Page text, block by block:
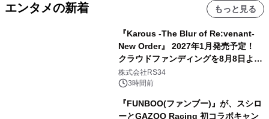
エンタメの新着 もっと見る
『Karous -The Blur of Re:venant-
New Order』 2027年1月発売予定！
クラウドファンディングを8月8日より
開始
株式会社RS34
3時間前
『FUNBOO(ファンブー)』が、スシロ
ーとGAZOO Racing 初コラボキャン